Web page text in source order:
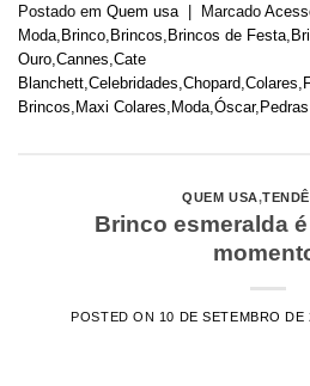
Postado em Quem usa Marcado
Moda Brinco Brincos Brincos de Festa
Ouro Cannes Cate
Blanchett Celebridades Chopard Colares
Brincos Maxi Colares Moda Óscar,
QUEM USA,
Brinco esmeralda
POSTED ON 10 DE SETEMBRO DE